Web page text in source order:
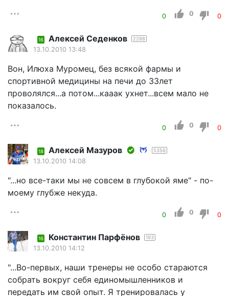
0 0 0
16 Алексей Седенков 2288
13.10.2010 13:48
Вон, Илюха Муромец, без всякой фармы и
спортивной медицины на печи до 33лет
проволялся...а потом...кааак ухнет...всем мало не
показалось.
0 0 0
18 Алексей Мазуров 5356
13.10.2010 14:08
"...но все-таки мы не совсем в глубокой яме" - по-
моему глубже некуда.
0 0 0
16 Константин Парфёнов 193
13.10.2010 14:12
"...Во-первых, наши тренеры не особо стараются
собрать вокруг себя единомышленников и
передать им свой опыт. Я тренировалась у